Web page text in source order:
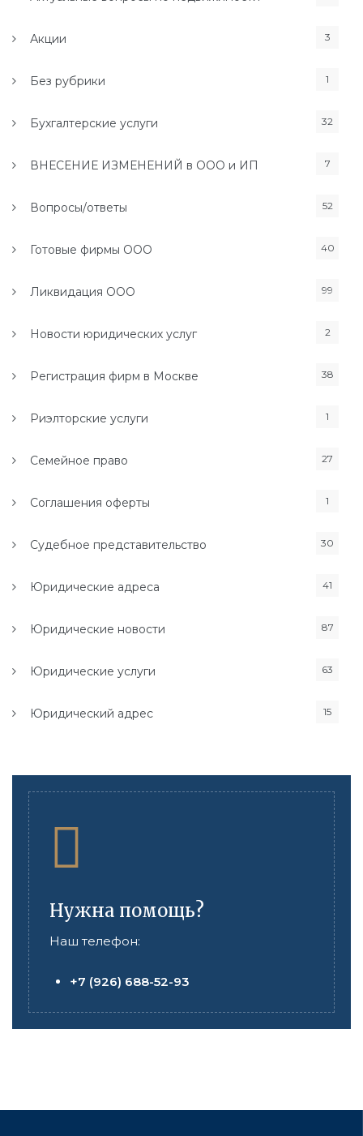
Акции 3
Без рубрики 1
Бухгалтерские услуги 32
ВНЕСЕНИЕ ИЗМЕНЕНИЙ в ООО и ИП 7
Вопросы/ответы 52
Готовые фирмы ООО 40
Ликвидация ООО 99
Новости юридических услуг 2
Регистрация фирм в Москве 38
Риэлторские услуги 1
Семейное право 27
Соглашения оферты 1
Судебное представительство 30
Юридические адреса 41
Юридические новости 87
Юридические услуги 63
Юридический адрес 15
Нужна помощь?
Наш телефон:
+7 (926) 688-52-93